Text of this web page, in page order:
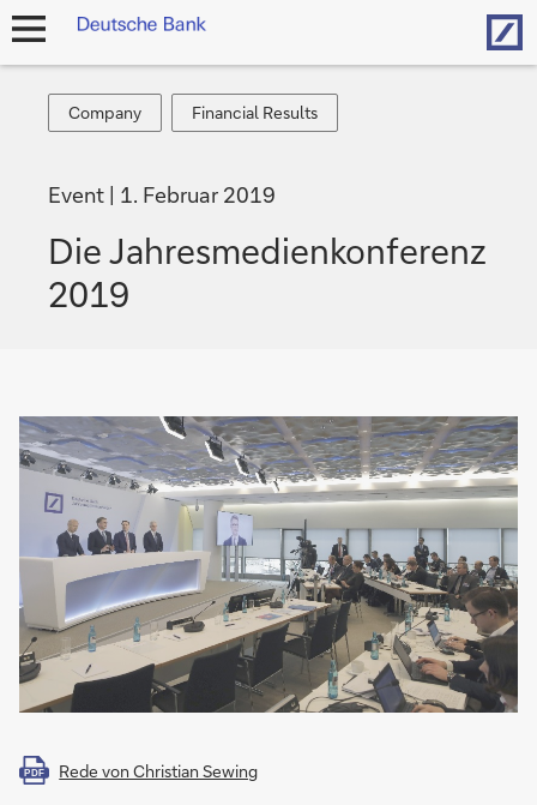
Navigation
Company
Company
Financial
Results
Financial Results
Event 1. Februar 2019
Die Jahres­medien­konferenz
2019
PDF Rede von Christian Sewing